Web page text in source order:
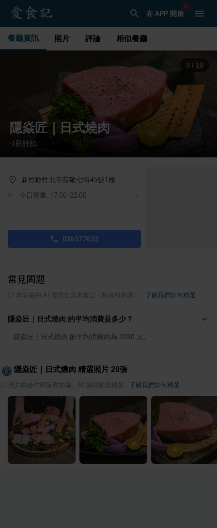
在 APP 開啟
餐廳資訊 照片 評論 相似餐廳
3 / 10
隱焱匠｜日式燒肉
·1 則評論
新竹縣竹北市莊敬七街45號1樓
今日營業: 17:00-22:00
036577632
常見問題
本問答由 AI 整理自真實食記（附資料來源） 了解我們如何精選
隱焱匠｜日式燒肉 的平均消費是多少？
隱焱匠｜日式燒肉 的平均消費約為 2030 元。
隱焱匠｜日式燒肉 精選照片 20張
照片由合作部落客拍攝，AI 協助篩選精選 了解我們如何精選